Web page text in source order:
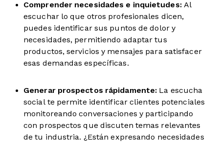
Comprender necesidades e inquietudes:Al
escuchar lo que otros profesionales dicen,
puedes identificar sus puntos de dolor y
necesidades, permitiendo adaptar tus
productos, servicios y mensajes para satisfacer
esas demandas específicas.
Generar prospectos rápidamente: La escucha
social te permite identificar clientes potenciales
monitoreando conversaciones y participando
con prospectos que discuten temas relevantes
de tu industria. ¿Están expresando necesidades